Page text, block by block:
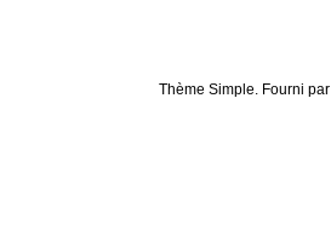
Thème Simple. Fourni par